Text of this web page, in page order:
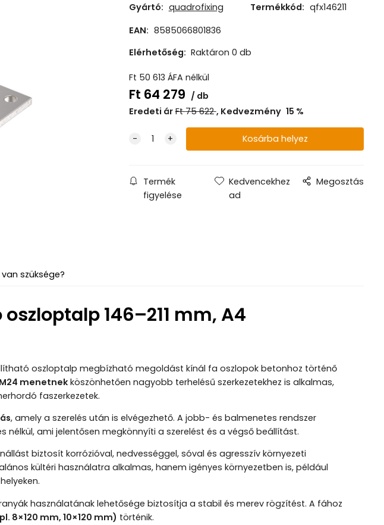
Gyártó: quadrofixing Termékkód: qfx146211
EAN: 8585066801836
Elérhetőség: Raktáron 0 db
Ft 50 613 ÁFA nélkül
Ft 64 279
db
Eredeti ár Ft75 622 Kedvezmény 15 %
Termék
figyelése
Kedvencekhez
ad
Megosztás
szüksége?
146–211 mm, A4
oszloptalp megbízható megoldást kínál fa oszlopok betonhoz történő
M24 menetnekköszönhetően nagyobb terhelésű szerkezetekhez is alkalmas,
faszerkezetek.
, amely a szerelés után is elvégezhető. A jobb- és balmenetes rendszer
nélkül, ami jelentősen megkönnyíti a szerelést és a végső beállítást.
biztosít korrózióval, nedvességgel, sóval és agresszív környezeti
kültéri használatra alkalmas, hanem igényes környezetben is, például
használatának lehetősége biztosítja a stabil és merev rögzítést. A fához
8×120 mm, 10×120 mm) történik.